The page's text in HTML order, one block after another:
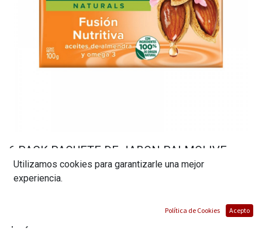
6 PACK PAQUETE DE JABON PALMOLIVE
NATURALS / FUSION NUTRITIVA/ ACEITES DE
ALMENDRA Y OMEGA
Utilizamos cookies para garantizarle una mejor
experiencia.
Política de Cookies Acepto